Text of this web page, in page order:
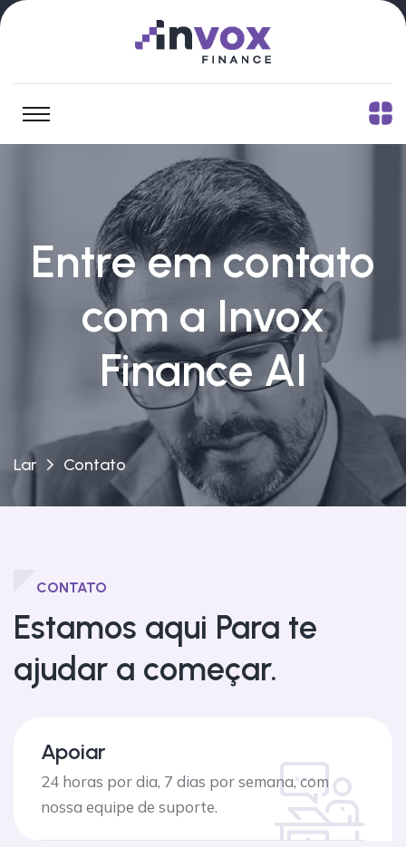
Entre em contato
com a Invox
Finance AI
Lar Contato
CONTATO
Estamos aqui Para te
ajudar a começar.
Apoiar
24 horas por dia, 7 dias por semana, com
nossa equipe de suporte.